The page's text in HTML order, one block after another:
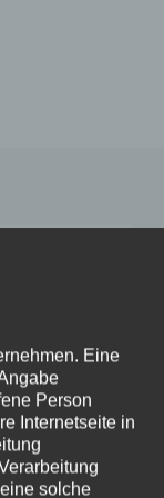
Eine
Person
Internetseite in
solche